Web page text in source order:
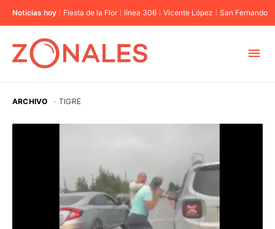
Noticias hoy Fiesta de la Flor línea 306 Vicente López San Fernando
CABA
ARCHIVO · TIGRE